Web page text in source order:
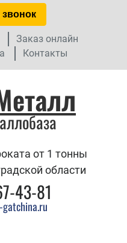
звонок
Заказ онлайн
Контакты
от 1 тонны
области
43-81